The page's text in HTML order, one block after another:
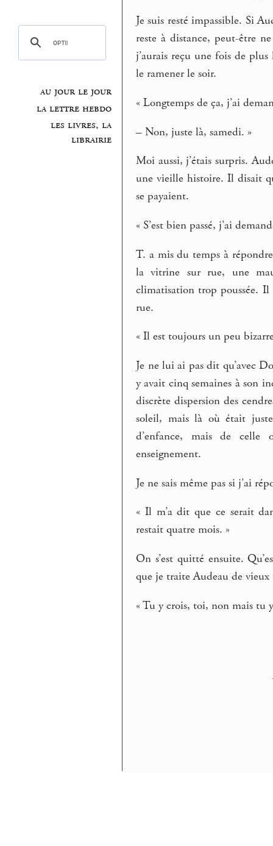
au jour le jour
la lettre hebdo
les livres, la
librairie
Je suis resté impassible. Si
reste à distance, peut-être
j’aurais reçu une fois de
le ramener le soir.
« Longtemps de ça, j’ai
– Non, juste là, samedi. »
Moi aussi, j’étais surpris.
une vieille histoire. Il disait
se payaient.
« S’est bien passé, j’ai
T. a mis du temps à
la vitrine sur rue, une
climatisation trop poussée.
rue.
« Il est toujours un peu
Je ne lui ai pas dit qu’avec
y avait cinq semaines à son
discrète dispersion des
soleil, mais là où était
d’enfance, mais de
enseignement.
Je ne sais même pas si j’ai
« Il m’a dit que ce serait
restait quatre mois. »
On s’est quitté ensuite.
que je traite Audeau de
« Tu y crois, toi, non mais tu